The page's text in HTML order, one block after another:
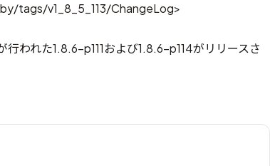
tags/v1_8_5_113/ChangeLog>
行われた1.8.6-p111および1.8.6-p114がリリースさ